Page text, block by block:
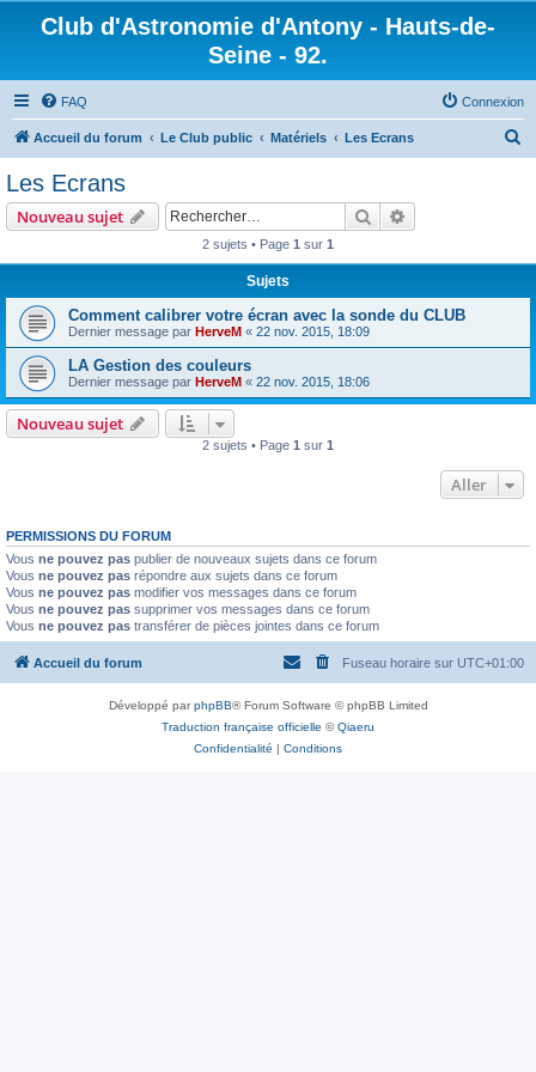
Club d'Astronomie d'Antony - Hauts-de-
Seine - 92.
FAQ Connexion
Accueil du forum Le Club public Matériels Les Ecrans
r
Les Ecrans
Nouveau sujet Rechercher
2 sujets • Page 1 sur 1
Sujets
Comment calibrer votre écran avec la sonde du CLUB
Dernier message par HerveM « 22 nov. 2015, 18:09
LA Gestion des couleurs
Dernier message par HerveM « 22 nov. 2015, 18:06
Nouveau sujet
2 sujets • Page 1 sur 1
Aller
PERMISSIONS DU FORUM
Vous ne pouvez pas publier de nouveaux sujets dans ce forum
Vous ne pouvez pas répondre aux sujets dans ce forum
Vous ne pouvez pas modifier vos messages dans ce forum
Vous ne pouvez pas supprimer vos messages dans ce forum
Vous ne pouvez pas transférer de pièces jointes dans ce forum
Accueil du forum Fuseau horaire sur UTC+01:00
Développé parphpBB® Forum Software © phpBB Limited
Traduction française officielle ©Qiaeru
Confidentialité | Conditions